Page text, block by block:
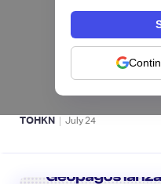
Fintech
para invertir desde
UU. y criptomonedas
ACTIVOS DIGITALES 👾
TOHKN | July 24